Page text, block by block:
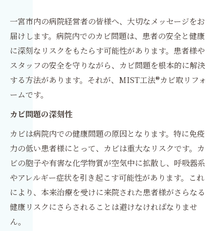
一宮市内の病院経営者の皆様へ、大切なメッセージをお
届けします。病院内でのカビ問題は、患者の安全と健康
に深刻なリスクをもたらす可能性があります。患者様や
スタッフの安全を守りながら、カビ問題を根本的に解決
する方法があります。それが、MIST工法®カビ取リフォ
ームです。
カビ問題の深刻性
カビは病院内での健康問題の原因となります。特に免疫
力の低い患者様にとって、カビは重大なリスクです。カ
ビの胞子や有害な化学物質が空気中に拡散し、呼吸器系
やアレルギー症状を引き起こす可能性があります。これ
により、本来治療を受けに来院された患者様がさらなる
健康リスクにさらされることは避けなければなりませ
ん。